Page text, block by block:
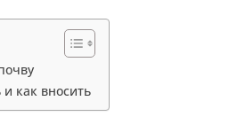
как вносить